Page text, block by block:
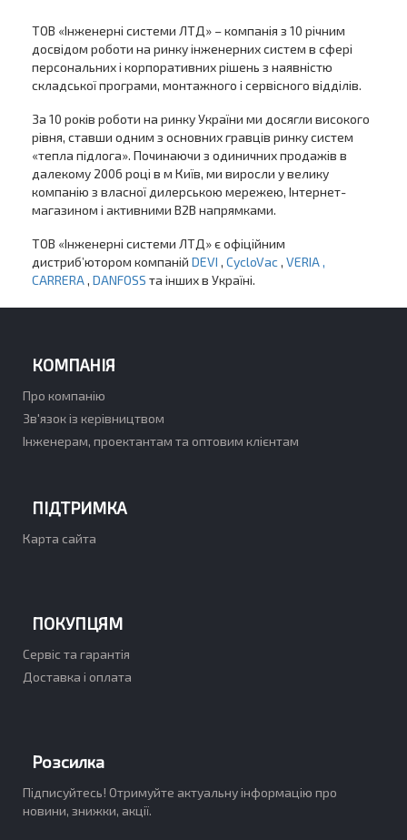
ТОВ «Інженерні системи ЛТД» – компанія з 10 річним
досвідом роботи на ринку інженерних систем в сфері
персональних і корпоративних рішень з наявністю
складської програми, монтажного і сервісного відділів.
За 10 років роботи на ринку України ми досягли високого
рівня, ставши одним з основних гравців ринку систем
«тепла підлога». Починаючи з одиничних продажів в
далекому 2006 році в м Київ, ми виросли у велику
компанію з власної дилерською мережею, Інтернет-
магазином і активними B2B напрямками.
ТОВ «Інженерні системи ЛТД» є офіційним
дистриб’ютором компаній DEVI , CycloVac , VERIA ,
CARRERA, DANFOSS та інших в Україні.
КОМПАНІЯ
Про компанію
Зв'язок із керівництвом
Інженерам, проектантам та оптовим клієнтам
ПІДТРИМКА
Карта сайта
ПОКУПЦЯМ
Сервіс та гарантія
Доставка і оплата
Розсилка
Підписуйтесь! Отримуйте актуальну інформацію про
новини, знижки, акції.